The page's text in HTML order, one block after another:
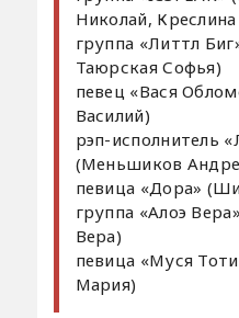
Николай,
группа «Литтл
Таюрская Софья)
певец «Вася
Василий)
рэп-исполнитель
(Меньшиков
певица «Дора»
группа «Алоэ
Вера)
певица «Муся
Мария)